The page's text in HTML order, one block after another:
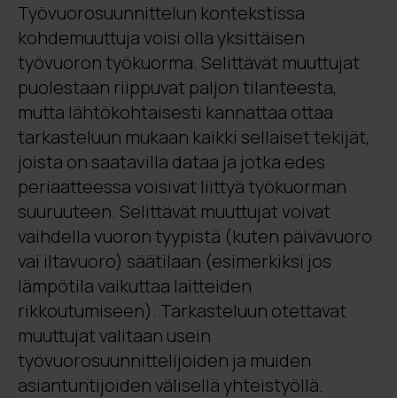
Työvuorosuunnittelun kontekstissa
kohdemuuttuja voisi olla yksittäisen
työvuoron työkuorma. Selittävät muuttujat
puolestaan riippuvat paljon tilanteesta,
mutta lähtökohtaisesti kannattaa ottaa
tarkasteluun mukaan kaikki sellaiset tekijät,
joista on saatavilla dataa ja jotka edes
periaatteessa voisivat liittyä työkuorman
suuruuteen. Selittävät muuttujat voivat
vaihdella vuoron tyypistä (kuten päivävuoro
vai iltavuoro) säätilaan (esimerkiksi jos
lämpötila vaikuttaa laitteiden
rikkoutumiseen). Tarkasteluun otettavat
muuttujat valitaan usein
työvuorosuunnittelijoiden ja muiden
asiantuntijoiden välisellä yhteistyöllä.